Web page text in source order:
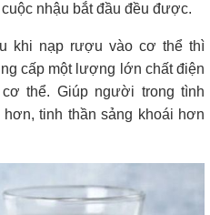
nhậu bắt đầu đều được.
khi nạp rượu vào cơ thể thì
cấp một lượng lớn chất điện
thể. Giúp người trong tình
tinh thần sảng khoái hơn